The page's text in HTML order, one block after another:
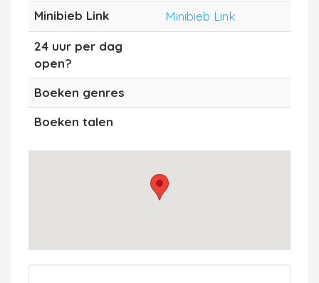
Minibieb Link
Minibieb Link
24 uur per dag
open?
Boeken genres
Boeken talen